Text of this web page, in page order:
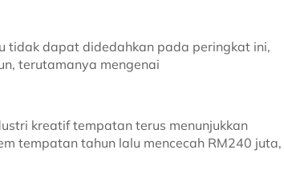
tidak dapat didedahkan pada peringkat ini,
terutamanya mengenai
kreatif tempatan terus menunjukkan
tempatan tahun lalu mencecah RM240 juta,